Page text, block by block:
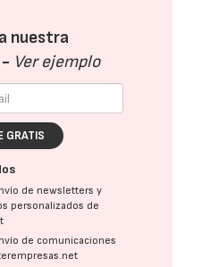
nuestra
Ver ejemplo
GRATIS
de newsletters y
personalizados de
de comunicaciones